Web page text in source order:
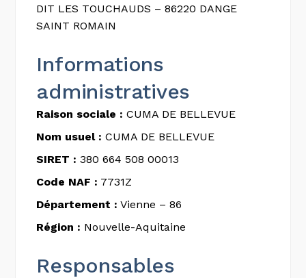
DIT LES TOUCHAUDS – 86220 DANGE
SAINT ROMAIN
Informations
administratives
Raison sociale : CUMA DE BELLEVUE
Nom usuel : CUMA DE BELLEVUE
SIRET : 380 664 508 00013
Code NAF : 7731Z
Département : Vienne – 86
Région : Nouvelle-Aquitaine
Responsables